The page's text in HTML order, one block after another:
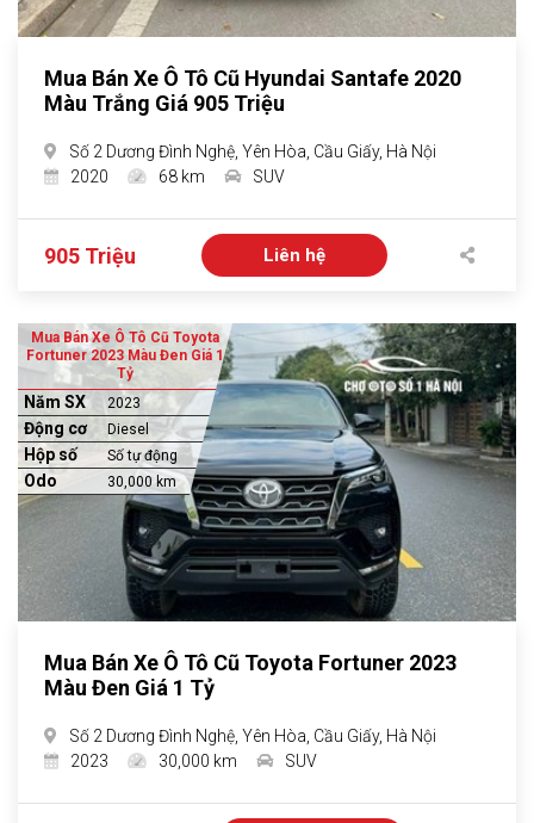
Mua Bán Xe Ô Tô Cũ Hyundai Santafe 2020
Màu Trắng Giá 905 Triệu
Số 2 Dương Đình Nghệ, Yên Hòa, Cầu Giấy, Hà Nội
2020
68 km SUV
905 Triệu Liên hệ
Mua Bán Xe Ô Tô Cũ Toyota
Fortuner 2023 Màu Đen Giá 1
Tỷ
Năm SX 2023
Động cơ Diesel
Hộp số Số tự động
Odo 30,000 km
Mua Bán Xe Ô Tô Cũ Toyota Fortuner 2023
Màu Đen Giá 1 Tỷ
Số 2 Dương Đình Nghệ, Yên Hòa, Cầu Giấy, Hà Nội
2023
30,000 km SUV